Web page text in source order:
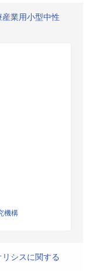
業用小型中性
機構
シスに関する